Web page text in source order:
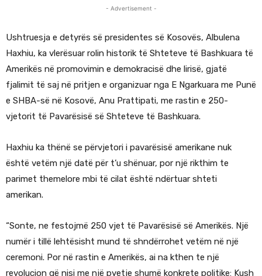
- Advertisement -
Ushtruesja e detyrës së presidentes së Kosovës, Albulena
Haxhiu, ka vlerësuar rolin historik të Shteteve të Bashkuara të
Amerikës në promovimin e demokracisë dhe lirisë, gjatë
fjalimit të saj në pritjen e organizuar nga E Ngarkuara me Punë
e SHBA-së në Kosovë, Anu Prattipati, me rastin e 250-
vjetorit të Pavarësisë së Shteteve të Bashkuara.
Haxhiu ka thënë se përvjetori i pavarësisë amerikane nuk
është vetëm një datë për t’u shënuar, por një rikthim te
parimet themelore mbi të cilat është ndërtuar shteti
amerikan.
“Sonte, ne festojmë 250 vjet të Pavarësisë së Amerikës. Një
numër i tillë lehtësisht mund të shndërrohet vetëm në një
ceremoni. Por në rastin e Amerikës, ai na kthen te një
revolucion që nisi me një pyetje shumë konkrete politike: Kush